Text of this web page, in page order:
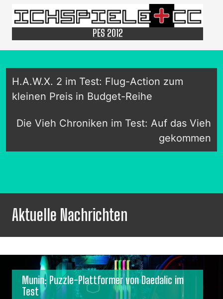
PES 2012
H.A.W.X. 2 im Test: Flug-Action zum
kleinen Preis in Budget-Reihe
Die Vieh Chroniken im Test: Auf das Vieh
gekommen
Aktuelle Nachrichten
Munin: Puzzle-Plattformer von Daedalic im
Test